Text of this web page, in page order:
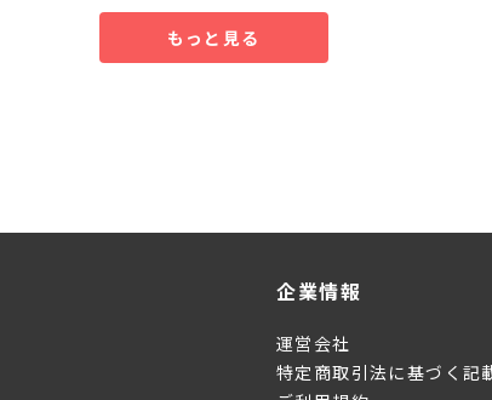
もっと見る
企業情報
運営会社
特定商取引法に基づく記